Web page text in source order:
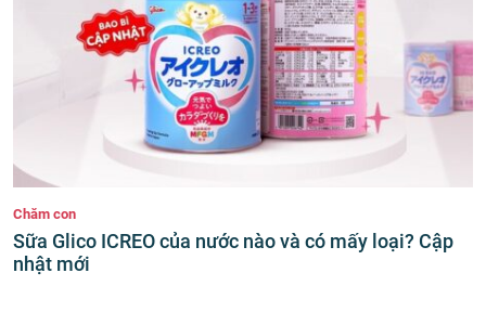
Chăm con
Sữa Glico ICREO của nước nào và có mấy loại? Cập
nhật mới